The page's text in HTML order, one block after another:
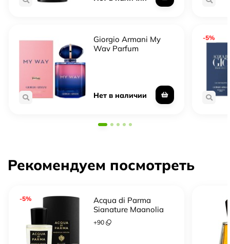
Giorgio Armani My
Way Parfum
Нет в наличии
-5%
Рекомендуем посмотреть
-5%
Acqua di Parma
Signature Magnolia
Infinita
+90